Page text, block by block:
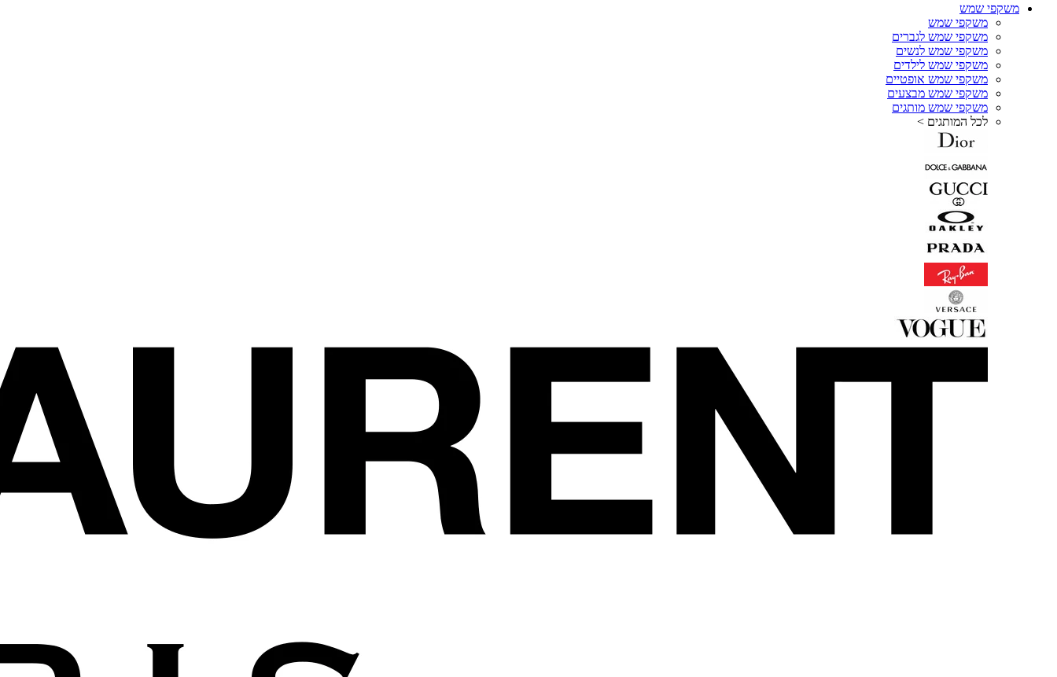
משקפי שמש
משקפי שמש
משקפי שמש לגברים
משקפי שמש לנשים
משקפי שמש לילדים
משקפי שמש אופטיים
משקפי שמש מבצעים
משקפי שמש מותגים
לכל המותגים >